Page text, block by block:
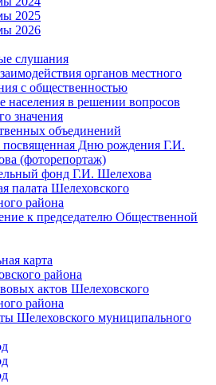
2025
2026
слушания
органов местного
с общественностью
населения в решении вопросов
значения
объединений
Дню рождения Г.И.
(фоторепортаж)
фонд Г.И. Шелехова
палата Шелеховского
района
к председателю Общественной
карта
района
актов Шелеховского
района
Шелеховского муниципального